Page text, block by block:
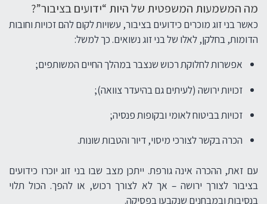
מה המשמעות המשפטית של היות “ידועים בציבור”?
כאשר בני זוג מוכרים כידועים בציבור, עשויות לקום להם זכויות וחובות
הדומות, בחלקן, לאלו של בני זוג נשואים. כך למשל:
אפשרות לחלוקת רכוש שנצבר במהלך החיים המשותפים;
זכויות ירושה (לעיתים גם בהיעדר צוואה);
זכויות בביטוח לאומי ובקופות פנסיה;
הכרה בקשר לצורכי מיסוי, דיור והטבות שונות.
עם זאת, ההכרה אינה גורפת. ייתכן מצב שבו בני זוג יוכרו כידועים
בציבור לצורך ירושה – אך לא לצורך רכוש, או להפך. הכול תלוי
בנסיבות ובמבחנים שנקבעו בפסיקה.